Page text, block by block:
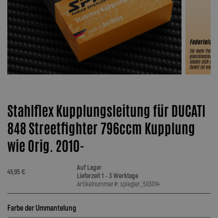
Stahlflex Kupplungsleitung für DUCATI
848 Streetfighter 796ccm Kupplung
wie Orig. 2010-
45,95 €
Auf Lager
Lieferzeit 1 - 3 Werktage
Artikelnummer#: spiegler_503014
Farbe der Ummantelung